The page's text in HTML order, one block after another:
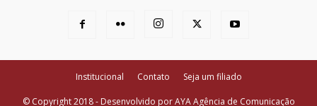
Institucional Contato Seja um filiado
© Copyright 2018 - Desenvolvido por AYA Agência de Comunicação